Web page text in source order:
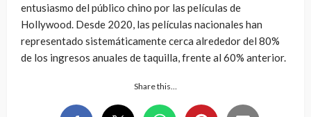
entusiasmo del público chino por las películas de
Hollywood. Desde 2020, las películas nacionales han
representado sistemáticamente cerca alrededor del 80%
de los ingresos anuales de taquilla, frente al 60% anterior.
Share this…